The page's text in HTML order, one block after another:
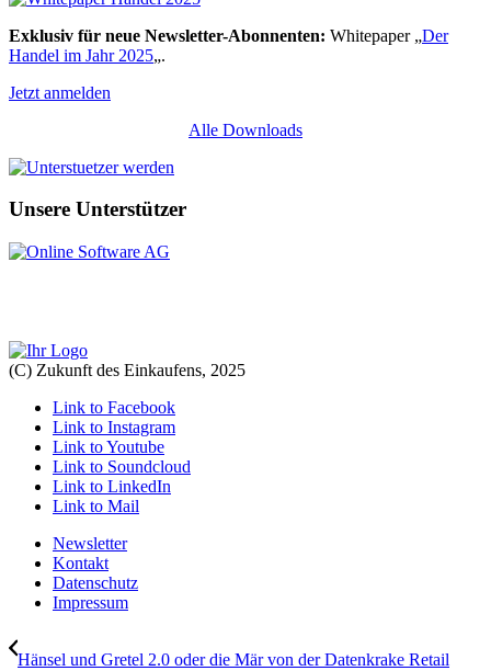
Exklusiv für neue Newsletter-Abonnenten: Whitepaper „Der
Handel im Jahr 2025„.
Jetzt anmelden
Alle Downloads
Unsere Unterstützer
(C) Zukunft des Einkaufens, 2025
Link to Facebook
Link to Instagram
Link to Youtube
Link to Soundcloud
Link to LinkedIn
Link to Mail
Newsletter
Kontakt
Datenschutz
Impressum
Hänsel und Gretel 2.0 oder die Mär von der Datenkrake Retail